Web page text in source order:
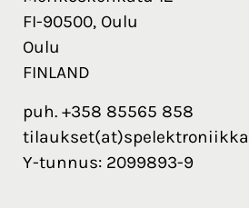
FI-90500, Oulu
Oulu
FINLAND
puh. +358 85565 858
Y-tunnus: 2099893-9